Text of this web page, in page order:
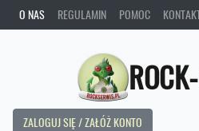
O NAS REGULAMIN POMOC
ZALOGUJ SIĘ / ZAŁÓŻ KONTO